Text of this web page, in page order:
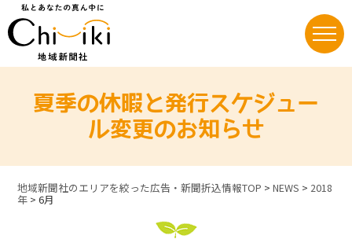
content夏季の休暇と発行スケジュー
ル変更のお知らせ
地域新聞社のエリアを絞った広告・新聞折込情報TOP >NEWS > 2018
年 >6月